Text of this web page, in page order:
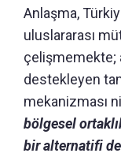
Anlaşma,
uluslararası
çelişmemekte;
destekleyen
mekanizması
bölgesel
bir alternatifi